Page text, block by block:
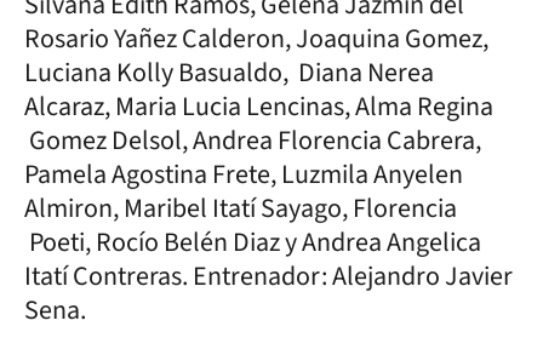
Rosario Yañez Calderon, Joaquina Gomez,
Luciana Kolly Basualdo, Diana Nerea
Alcaraz, Maria Lucia Lencinas, Alma Regina
Gomez Delsol, Andrea Florencia Cabrera,
Pamela Agostina Frete, Luzmila Anyelen
Almiron, Maribel Itatí Sayago, Florencia
Poeti, Rocío Belén Diaz y Andrea Angelica
Itatí Contreras. Entrenador: Alejandro Javier
Sena.